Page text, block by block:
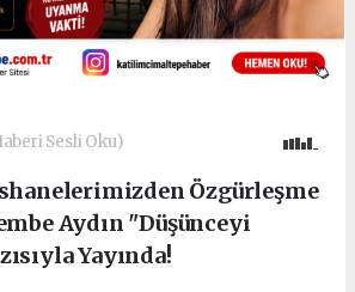
Sesli Oku)
Özgürleşme
Aydın "Düşünceyi
Yayında!